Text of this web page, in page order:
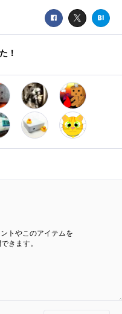
！
トやこのアイテムを
きます。